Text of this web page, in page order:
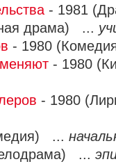
- 1981
драма) ...
- 1980
- 1980
- 1980
...
...